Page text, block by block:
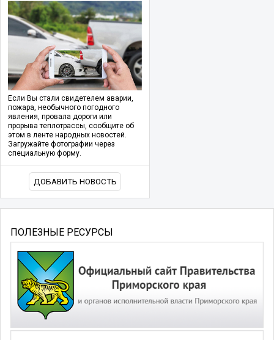
Если Вы стали свидетелем аварии,
пожара, необычного погодного
явления, провала дороги или
прорыва теплотрассы, сообщите об
этом в ленте народных новостей.
Загружайте фотографии через
специальную форму.
ДОБАВИТЬ НОВОСТЬ
ПОЛЕЗНЫЕ РЕСУРСЫ